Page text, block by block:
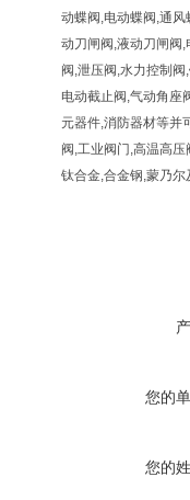
动蝶阀,电动蝶阀,通
动刀闸阀,液动刀闸阀
阀,泄压阀,水力控制
电动截止阀,气动角座
元器件,消防器材等并
阀,工业阀门,高温高
钛合金,合金钢,蒙乃
您的
您的